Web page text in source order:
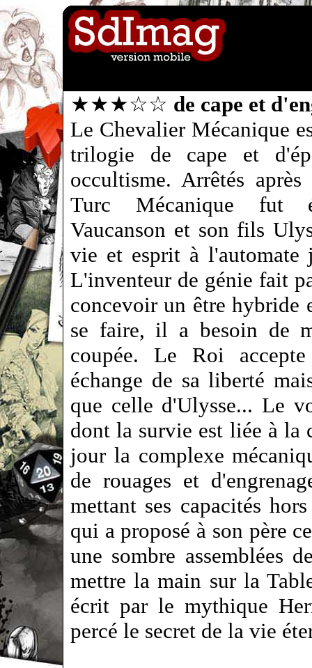
★★★☆☆ de cape et
Le Chevalier Mécanique
trilogie de cape et
occultisme. Arrêtés
Turc Mécanique fut
Vaucanson et son fils
vie et esprit à l'automate
L'inventeur de génie fait
concevoir un être hybride
se faire, il a besoin de
coupée. Le Roi
échange de sa liberté
que celle d'Ulysse... Le
dont la survie est liée à la
jour la complexe
de rouages et
mettant ses capacités
qui a proposé à son père
une sombre assemblées
mettre la main sur la
écrit par le mythique
percé le secret de la vie